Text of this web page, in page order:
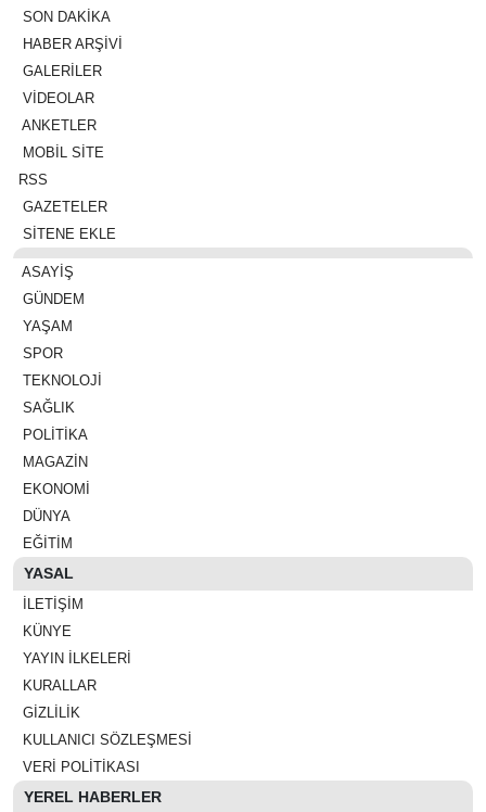
SON DAKİKA
HABER ARŞİVİ
GALERİLER
VİDEOLAR
ANKETLER
MOBİL SİTE
RSS
GAZETELER
SİTENE EKLE
ASAYIŞ
GÜNDEM
YAŞAM
SPOR
TEKNOLOJI
SAĞLIK
POLITIKA
MAGAZIN
EKONOMI
DÜNYA
EĞITIM
YASAL
İLETIŞIM
KÜNYE
YAYIN İLKELERI
KURALLAR
GIZLILIK
KULLANICI SÖZLEŞMESI
VERI POLITIKASI
YEREL HABERLER